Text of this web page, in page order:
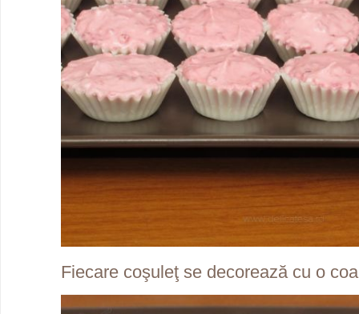
Fiecare coşuleţ se decorează cu o